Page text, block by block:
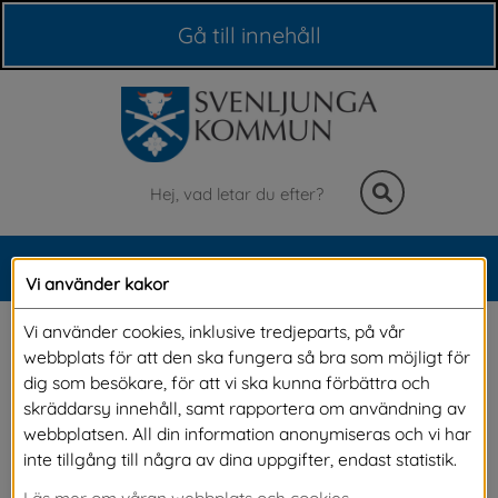
Gå till innehåll
Sök
Meny
Flytta hit ditt företag
Funderar du på att utvidga eller på annat sätt
vidareutveckla din verksamhet? Om ditt
företag ser ett expanderingsbehov, idag eller i
Vi använder kakor
Vi använder cookies, inklusive tredjeparts, på vår
webbplats för att den ska fungera så bra som möjligt för
dig som besökare, för att vi ska kunna förbättra och
skräddarsy innehåll, samt rapportera om användning av
webbplatsen. All din information anonymiseras och vi har
inte tillgång till några av dina uppgifter, endast statistik.